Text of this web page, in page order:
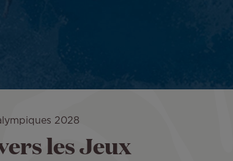
2028
les Jeux